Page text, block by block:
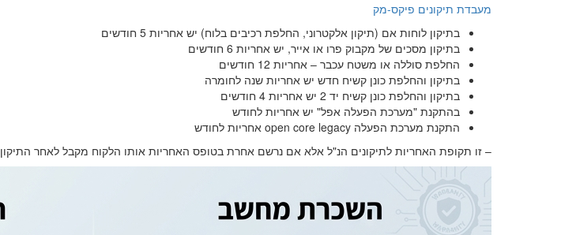
מעבדת תיקונים פיקס-מק
בתיקון לוחות אם (תיקון אלקטרוני, החלפת רכיבים בלוח) יש אחריות 5 חודשים
בתיקון מסכים של מקבוק פרו או אייר, יש אחריות 6 חודשים
החלפת סוללה או משטח עכבר – אחריות 12 חודשים
בתיקון והחלפת כונן קשיח חדש יש אחריות שנה לחומרה
בתיקון והחלפת כונן קשיח יד 2 יש אחריות 4 חודשים
בהתקנת "מערכת הפעלה אפל" יש אחריות לחודש
התקנת מערכת הפעלה open core legacy אחריות לחודש
– זו תקופת האחריות לתיקונים הנ"ל אלא אם נרשם אחרת בטופס האחריות אותו הלקוח מקבל לאחר התיקון